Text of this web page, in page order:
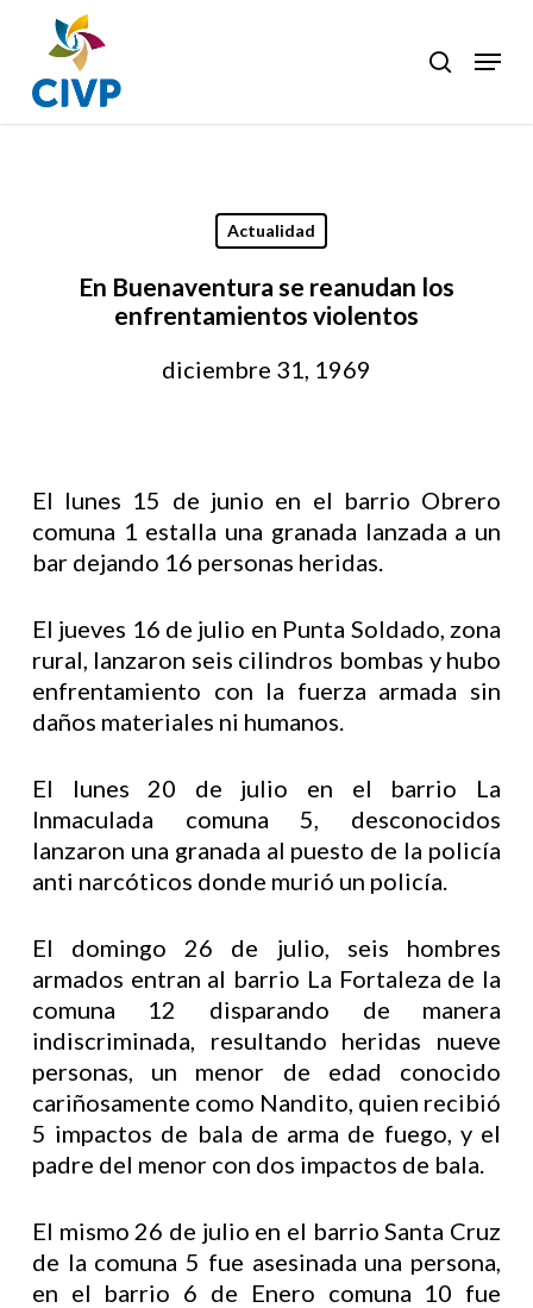
main
content
search
Menu
Actualidad
En Buenaventura se reanudan los
enfrentamientos violentos
diciembre 31, 1969
El lunes 15 de junio en el barrio Obrero
comuna 1 estalla una granada lanzada a un
bar dejando 16 personas heridas.
El jueves 16 de julio en Punta Soldado, zona
rural, lanzaron seis cilindros bombas y hubo
enfrentamiento con la fuerza armada sin
daños materiales ni humanos.
El lunes 20 de julio en el barrio La
Inmaculada comuna 5, desconocidos
lanzaron una granada al puesto de la policía
anti narcóticos donde murió un policía.
El domingo 26 de julio, seis hombres
armados entran al barrio La Fortaleza de la
comuna 12 disparando de manera
indiscriminada, resultando heridas nueve
personas, un menor de edad conocido
cariñosamente como Nandito, quien recibió
5 impactos de bala de arma de fuego, y el
padre del menor con dos impactos de bala.
El mismo 26 de julio en el barrio Santa Cruz
de la comuna 5 fue asesinada una persona,
en el barrio 6 de Enero comuna 10 fue
Close